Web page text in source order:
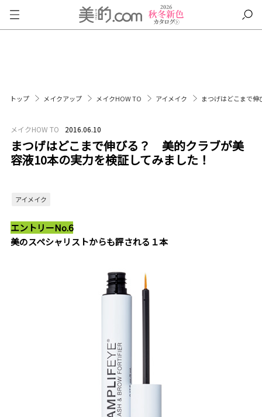
トップ メイクアップ メイクHOW TO アイメイク まつげはどこまで
メイクHOW TO 2016.06.10
まつげはどこまで伸びる？ 美的クラブが美
容液10本の実力を検証してみました！
アイメイク
エントリーNo.6
美のスペシャリストからも評される１本